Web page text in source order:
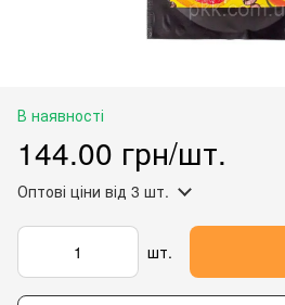
В наявності
144.00 грн/шт.
Оптові ціни від 3 шт.
шт.